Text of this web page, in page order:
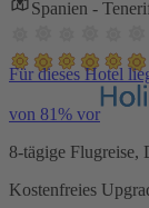
Spanien -
Für dieses Hotel
von 81% vor
8-tägige Flugreise,
Kostenfreies